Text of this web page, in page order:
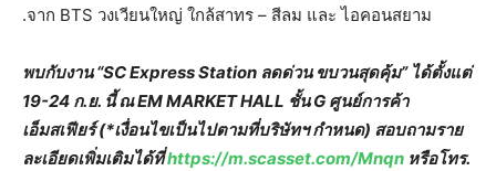
.จาก BTS วงเวียนใหญ่ ใกล้สาทร – สีลม และ ไอคอนสยาม
พบกับงาน “SC Express Station ลดด่วน ขบวนสุดคุ้ม” ได้ตั้งแต่
19-24 ก.ย. นี้ ณ EM MARKET HALL ชั้น G ศูนย์การค้า
เอ็มสเฟียร์ (*เงื่อนไขเป็นไปตามที่บริษัทฯ กำหนด) สอบถามราย
ละเอียดเพิ่มเติมได้ที่https://m.scasset.com/Mnqn หรือโทร.